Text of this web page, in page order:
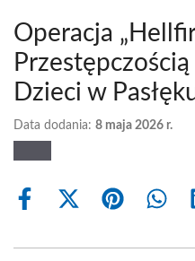
Operacja
Dzieci w
Data dodania: 8 maja 2026 r.
Share
Share
(Twitter)
Share Share